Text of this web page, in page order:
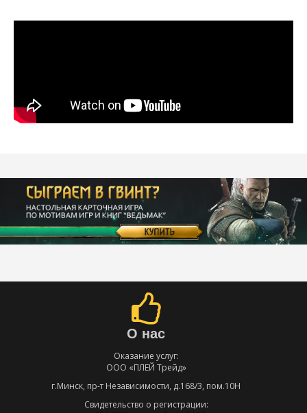
О нас
Оказание услуг:
ООО «ПЛЕЙ Трейд»
г.Минск, пр-т Независимости, д.168/3, пом.10Н
Свидетельство о регистрации: